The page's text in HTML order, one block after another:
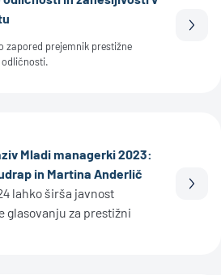
zapored prejemnik prestižne
odličnosti.
Mladi managerki 2023:
in Martina Anderlič
lahko širša javnost
glasovanju za prestižni